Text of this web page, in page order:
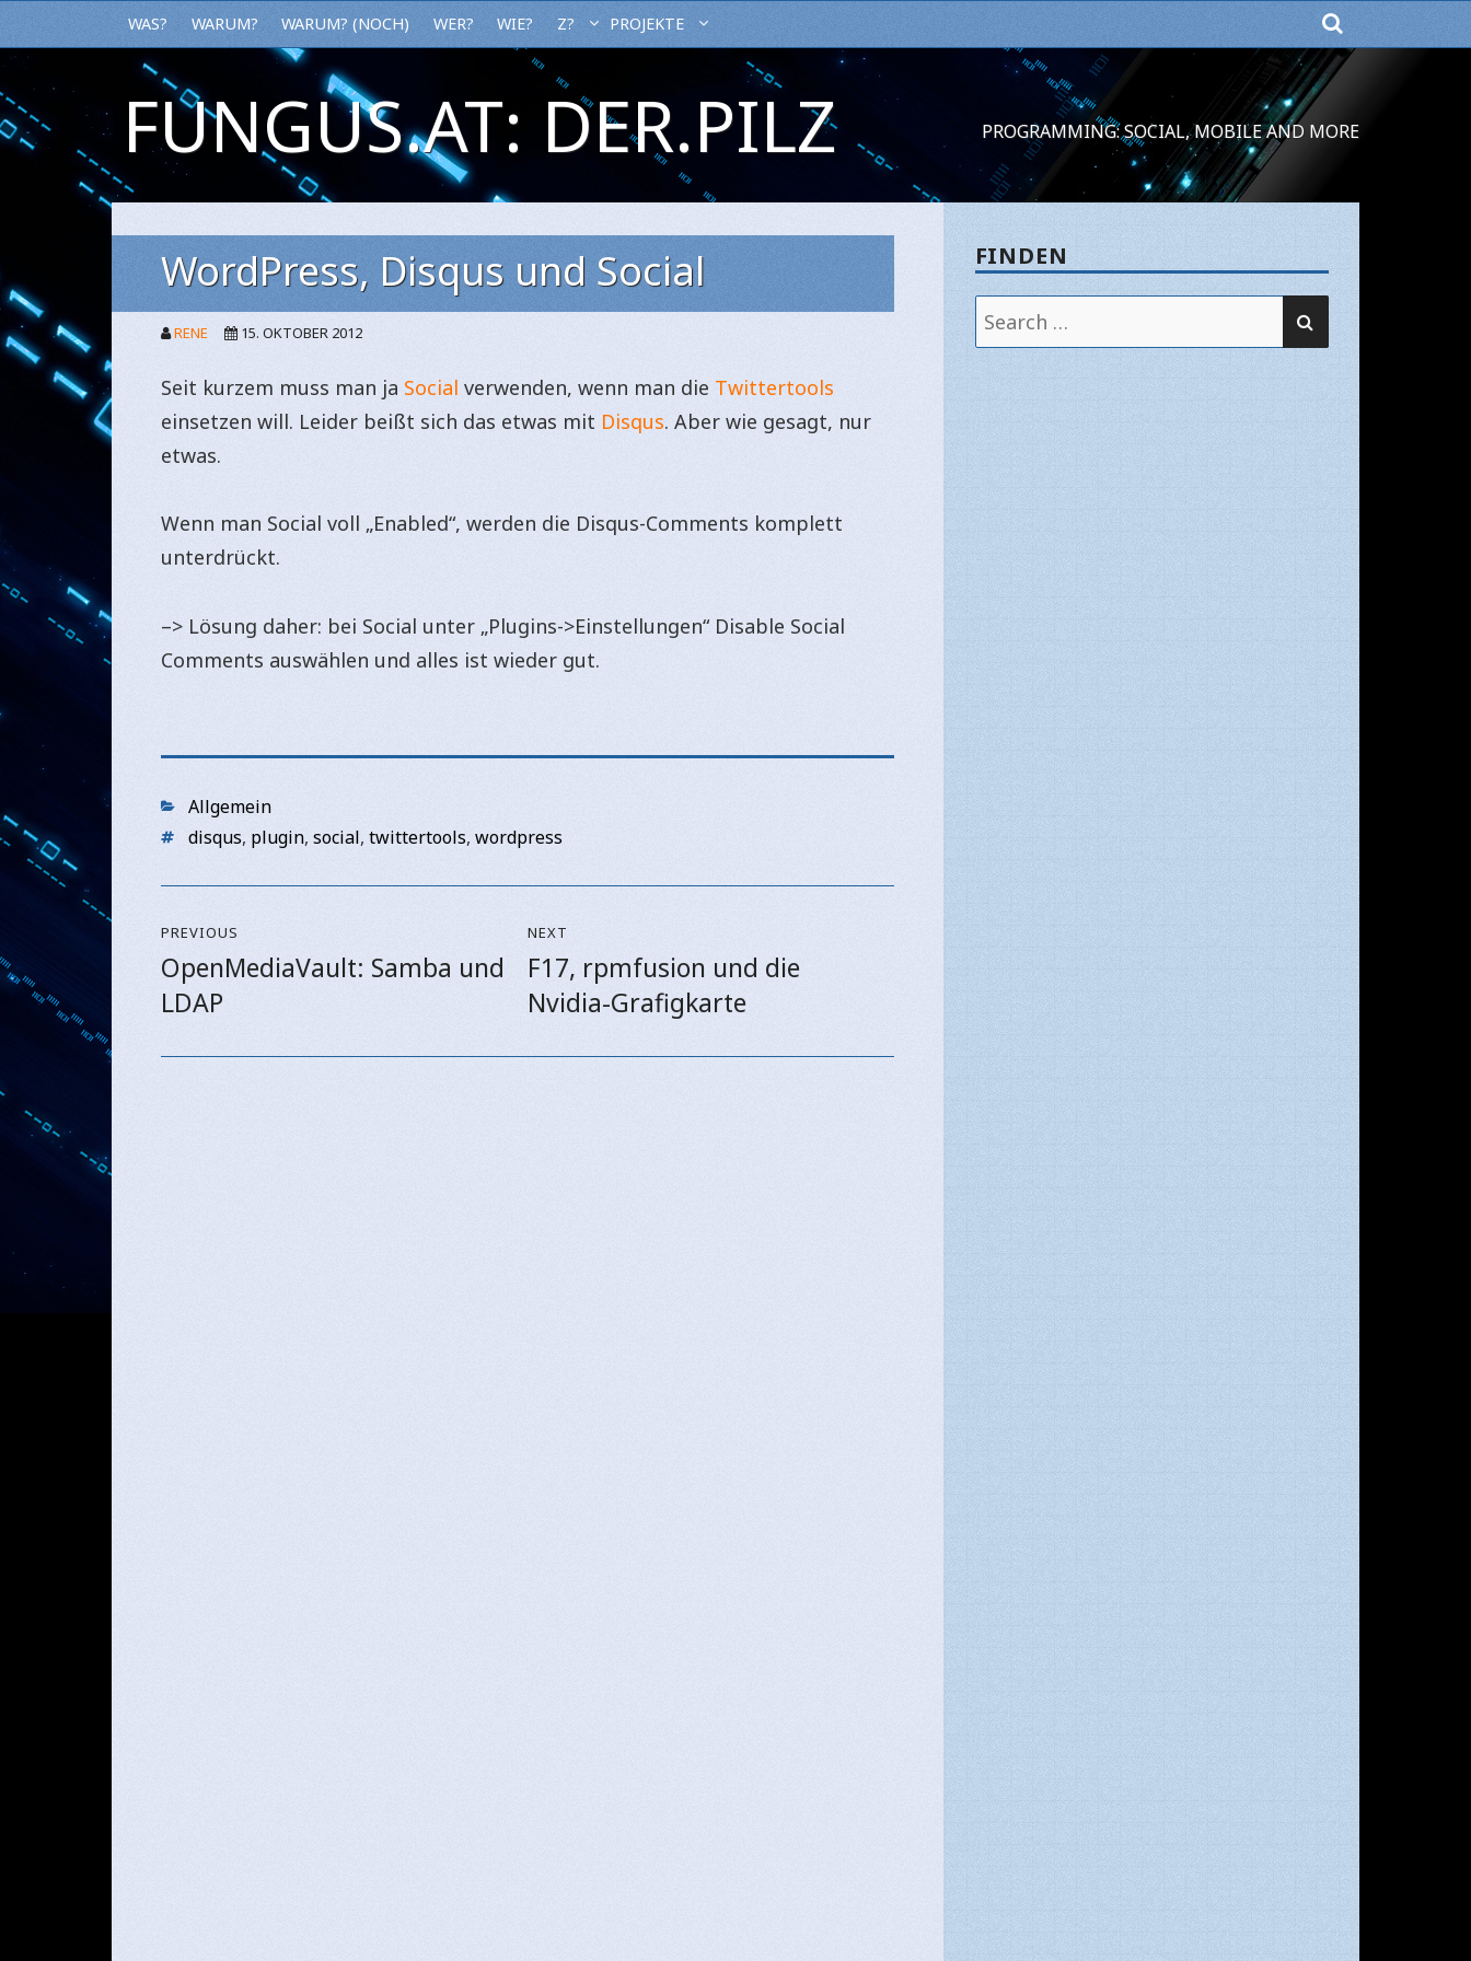
WAS? WARUM? WARUM? (NOCH) WER? WIE? Z? PROJEKTE
FUNGUS.AT: DER.PILZ PROGRAMMING: SOCIAL, MOBILE AND MORE
WordPress, Disqus und Social
RENE 15. OKTOBER 2012
Seit kurzem muss man ja Social verwenden, wenn man die Twittertools
einsetzen will. Leider beißt sich das etwas mit Disqus. Aber wie gesagt, nur
etwas.
Wenn man Social voll „Enabled“, werden die Disqus-Comments komplett
unterdrückt.
–> Lösung daher: bei Social unter „Plugins->Einstellungen“ Disable Social
Comments auswählen und alles ist wieder gut.
Categories
Allgemein
Tagsdisqus, plugin, social, twittertools, wordpress
PREVIOUS
Previous
post:
OpenMediaVault: Samba und
LDAP
NEXT
Next
post:
F17, rpmfusion und die
Nvidia-Grafigkarte
FINDEN
Search
for: